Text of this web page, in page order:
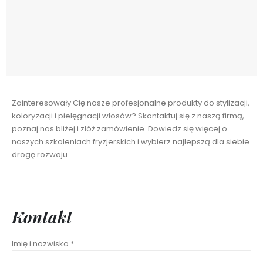
Zainteresowały Cię nasze profesjonalne produkty do stylizacji,
koloryzacji i pielęgnacji włosów? Skontaktuj się z naszą firmą,
poznaj nas bliżej i złóż zamówienie. Dowiedz się więcej o
naszych szkoleniach fryzjerskich i wybierz najlepszą dla siebie
drogę rozwoju.
Kontakt
Imię i nazwisko *